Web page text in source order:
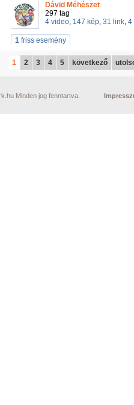
Dávid Méhészet
297 tag
4 video, 147 kép, 31 link, 4
1 friss esemény
1 2 3 4 5 következő
Minden jog fenntartva.